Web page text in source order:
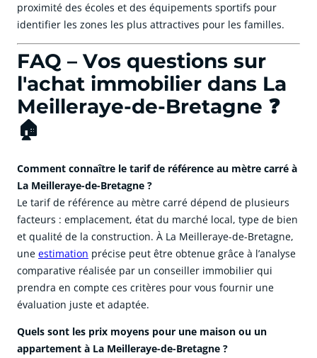
proximité des écoles et des équipements sportifs pour
identifier les zones les plus attractives pour les familles.
FAQ – Vos questions sur
l'achat immobilier dans La
Meilleraye-de-Bretagne ❓
🏠
Comment connaître le tarif de référence au mètre carré à
La Meilleraye-de-Bretagne ?
Le tarif de référence au mètre carré dépend de plusieurs
facteurs : emplacement, état du marché local, type de bien
et qualité de la construction. À La Meilleraye-de-Bretagne,
une estimation précise peut être obtenue grâce à l’analyse
comparative réalisée par un conseiller immobilier qui
prendra en compte ces critères pour vous fournir une
évaluation juste et adaptée.
Quels sont les prix moyens pour une maison ou un
appartement à La Meilleraye-de-Bretagne ?